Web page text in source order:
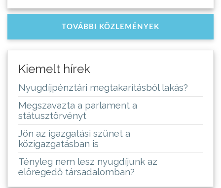
TOVÁBBI KÖZLEMÉNYEK
Kiemelt hírek
Nyugdíjpénztári megtakarításból lakás?
Megszavazta a parlament a
státusztörvényt
Jön az igazgatási szünet a
közigazgatásban is
Tényleg nem lesz nyugdíjunk az
elöregedő társadalomban?